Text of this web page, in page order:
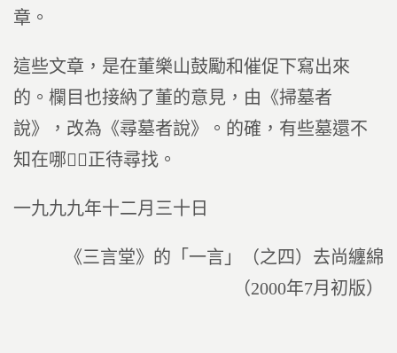
章。
這些文章，是在董樂山鼓勵和催促下寫出來
的。欄目也接納了董的意見，由《掃墓者
說》，改為《尋墓者說》。的確，有些墓還不
知在哪，正待尋找。
一九九九年十二月三十日
《三言堂》的「一言」（之四）去尚纏綿
（2000年7月初版）